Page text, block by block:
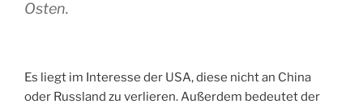
Osten.
Es liegt im Interesse der USA, diese nicht an China
oder Russland zu verlieren. Außerdem bedeutet der